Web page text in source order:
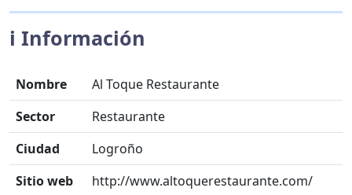
ℹ️ Información
Nombre
Al Toque Restaurante
Sector
Restaurante
Ciudad
Logroño
Sitio web
http://www.altoquerestaurante.com/